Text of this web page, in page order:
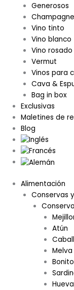
Generosos
Champagne
Vino tinto
Vino blanco
Vino rosado
Vermut
Vinos para
Cava &
Bag in box
Exclusivas
Maletines de
Blog
Alimentación
Conservas
Atún
Melva